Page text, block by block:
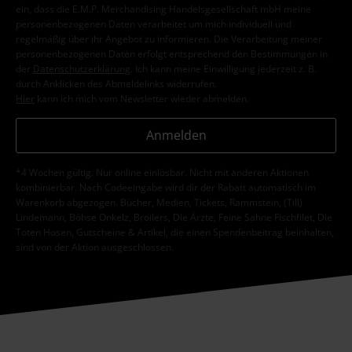
ein, dass die E.M.P. Merchandising Handelsgesellschaft mbH meine
personenbezogenen Daten verarbeitet um mich individuell und
regelmäßig über ihr Angebot zu informieren. Die Verarbeitung meiner
personenbezogenen Daten erfolgt entsprechend den Bestimmungen in
der
Datenschutzerklärung
. Ich kann meine Einwilligung jederzeit z. B.
durch Anklicken des Abmeldelinks widerrufen.
Hier kann ich mich vom Newsletter wieder abmelden.
Anmelden
*4 Wochen gültig. Nur online einlösbar. Nicht mit anderen Aktionen
kombinierbar. Nach Codeeingabe wird dir der Rabatt automatisch im
Warenkorb abgezogen. Bücher, Medien, Tickets, Rammstein, (Till)
Lindemann, Böhse Onkelz, Broilers, Die Ärzte, Feine Sahne Fischfilet, Die
Toten Hosen, Gutscheine & Artikel, die einen Spendenbeitrag beinhalten,
sind von der Aktion ausgeschlossen.